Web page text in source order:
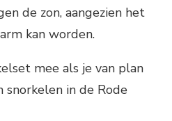
de zon, aangezien het
kan worden.
mee als je van plan
snorkelen in de Rode